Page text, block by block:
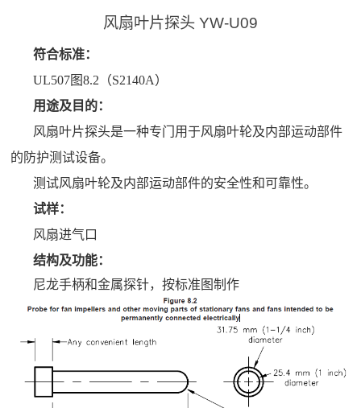
风扇叶片探头 YW-U09
符合标准：
UL507图8.2（S2140A）
用途及目的：
风扇叶片探头是一种专门用于风扇叶轮及内部运动部件
的防护测试设备。
测试风扇叶轮及内部运动部件的安全性和可靠性。
试样：
风扇进气口
结构及功能：
尼龙手柄和金属探针，按标准图制作